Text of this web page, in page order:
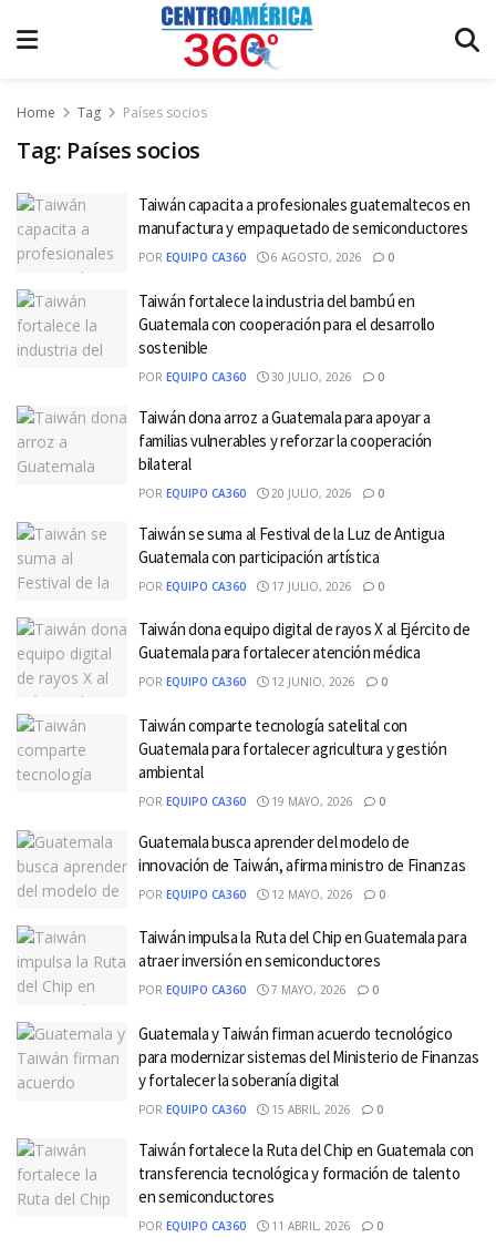
Home Tag Países socios
Tag: Países socios
Taiwán capacita a profesionales guatemaltecos en
manufactura y empaquetado de semiconductores
POR EQUIPO CA360 6 AGOSTO, 2026 0
Taiwán fortalece la industria del bambú en
Guatemala con cooperación para el desarrollo
sostenible
POR EQUIPO CA360 30 JULIO, 2026 0
Taiwán dona arroz a Guatemala para apoyar a
familias vulnerables y reforzar la cooperación
bilateral
POR EQUIPO CA360 20 JULIO, 2026 0
Taiwán se suma al Festival de la Luz de Antigua
Guatemala con participación artística
POR EQUIPO CA360 17 JULIO, 2026 0
Taiwán dona equipo digital de rayos X al Ejército de
Guatemala para fortalecer atención médica
POR EQUIPO CA360 12 JUNIO, 2026 0
Taiwán comparte tecnología satelital con
Guatemala para fortalecer agricultura y gestión
ambiental
POR EQUIPO CA360 19 MAYO, 2026 0
Guatemala busca aprender del modelo de
innovación de Taiwán, afirma ministro de Finanzas
POR EQUIPO CA360 12 MAYO, 2026 0
Taiwán impulsa la Ruta del Chip en Guatemala para
atraer inversión en semiconductores
POR EQUIPO CA360 7 MAYO, 2026 0
Guatemala y Taiwán firman acuerdo tecnológico
para modernizar sistemas del Ministerio de Finanzas
y fortalecer la soberanía digital
POR EQUIPO CA360 15 ABRIL, 2026 0
Taiwán fortalece la Ruta del Chip en Guatemala con
transferencia tecnológica y formación de talento
en semiconductores
POR EQUIPO CA360 11 ABRIL, 2026 0